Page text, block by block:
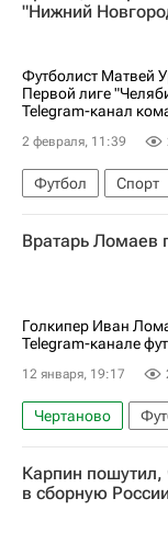
"Нижний
Футболист Матвей
Первой лиге
Telegram-канал
2 февраля, 11:39
Футбол Спорт
Челябинск
Спартак Москва
РПЛ 2026-2027
Вратарь Ломаев
Голкипер Иван
Telegram-канале
12 января, 19:17
Чертаново
Сочи
Крылья
РПЛ 2026-2027
Карпин
в сборную